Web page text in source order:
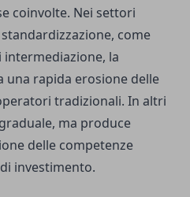
coinvolte. Nei settori
come
la
rapida erosione delle
tradizionali. In altri
ma produce
delle competenze
investimento.